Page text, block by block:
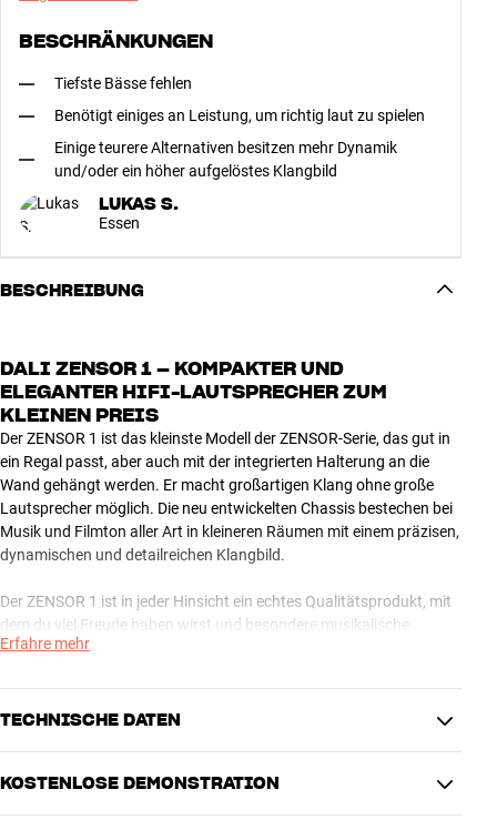
BESCHRÄNKUNGEN
Tiefste Bässe fehlen
Benötigt einiges an Leistung, um richtig laut zu spielen
Einige teurere Alternativen besitzen mehr Dynamik
und/oder ein höher aufgelöstes Klangbild
LUKAS S.
Essen
BESCHREIBUNG
DALI ZENSOR 1 – KOMPAKTER UND
ELEGANTER HIFI-LAUTSPRECHER ZUM
KLEINEN PREIS
Der ZENSOR 1 ist das kleinste Modell der ZENSOR-Serie, das gut in
ein Regal passt, aber auch mit der integrierten Halterung an die
Wand gehängt werden. Er macht großartigen Klang ohne große
Lautsprecher möglich. Die neu entwickelten Chassis bestechen bei
Musik und Filmton aller Art in kleineren Räumen mit einem präzisen,
dynamischen und detailreichen Klangbild.
Der ZENSOR 1 ist in jeder Hinsicht ein echtes Qualitätsprodukt, mit
dem du viel Freude haben wirst und besondere musikalische
Erlebnisse genießen kannst. Das Finish überzeugt mit einer
Lautsprecher imponiert der ZENSOR 1 durch großartigen Klang
selbst an preisgünstigen Anlagen. Damit bewegst du dich in einer
Zahlreiche Kombinationsmöglichkeiten
Erfahre mehr
TECHNISCHE DATEN
KOSTENLOSE DEMONSTRATION